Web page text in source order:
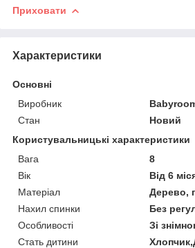
Приховати
Характеристики
Основні
Виробник
Стан
Новий
Користувальницькі характеристики
Вага
8
Вік
Від 6
Матеріал
Дерево,
Нахил спинки
Без
Особливості
Зі
Стать дитини